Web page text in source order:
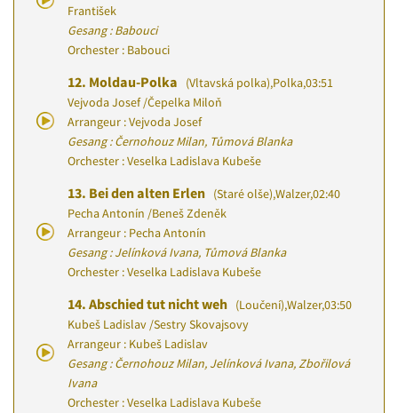
František
Gesang : Babouci
Orchester : Babouci
12. Moldau-Polka (Vltavská polka),Polka,03:51
Vejvoda Josef/Čepelka Miloň
Arrangeur : Vejvoda Josef
Gesang : Černohouz Milan, Tůmová Blanka
Orchester : Veselka Ladislava Kubeše
13. Bei den alten Erlen (Staré olše),Walzer,02:40
Pecha Antonín /Beneš Zdeněk
Arrangeur : Pecha Antonín
Gesang : Jelínková Ivana, Tůmová Blanka
Orchester : Veselka Ladislava Kubeše
14. Abschied tut nicht weh (Loučení),Walzer,03:50
Kubeš Ladislav /Sestry Skovajsovy
Arrangeur : Kubeš Ladislav
Gesang : Černohouz Milan, Jelínková Ivana, Zbořilová
Ivana
Orchester : Veselka Ladislava Kubeše